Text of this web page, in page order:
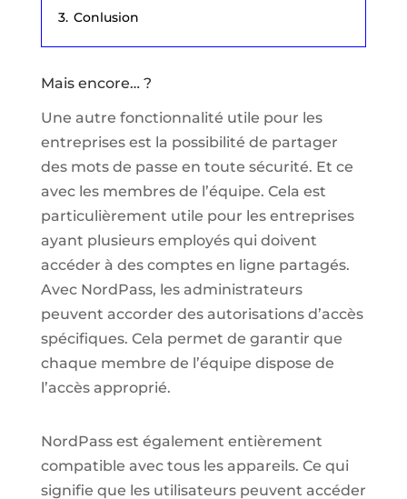
3. Conlusion
Mais encore… ?
Une autre fonctionnalité utile pour les
entreprises est la possibilité de partager
des mots de passe en toute sécurité. Et ce
avec les membres de l’équipe. Cela est
particulièrement utile pour les entreprises
ayant plusieurs employés qui doivent
accéder à des comptes en ligne partagés.
Avec NordPass, les administrateurs
peuvent accorder des autorisations d’accès
spécifiques. Cela permet de garantir que
chaque membre de l’équipe dispose de
l’accès approprié.
NordPass est également entièrement
compatible avec tous les appareils. Ce qui
signifie que les utilisateurs peuvent accéder